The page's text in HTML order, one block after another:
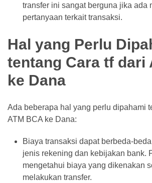
transfer ini sangat berguna jika ada
pertanyaan terkait transaksi.
Hal yang Perlu
tentang Cara tf dari
ke Dana
Ada beberapa hal yang perlu dipahami
ATM BCA ke Dana:
Biaya transaksi dapat berbeda-
jenis rekening dan kebijakan bank.
mengetahui biaya yang dikenakan
melakukan transfer.